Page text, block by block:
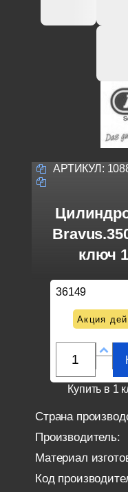
АРТИКУЛ:
ключ
36149
Акция
Купить в 1
Страна
Производитель:
Материал
Код